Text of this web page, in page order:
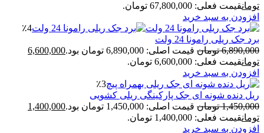
تومانقیمت فعلی: 67,800,000 تومان.
افزودن به سبد خرید
٪4
برد جک ریلی رامونا 24 ولت
6,890,000 تومان قیمت اصلی: 6,890,000 تومان بود.
6,600,000
تومانقیمت فعلی: 6,600,000 تومان.
افزودن به سبد خرید
٪3
ریل دنده شونه ای جک پارکینگی ریلی کشویی
1,450,000 تومان قیمت اصلی: 1,450,000 تومان بود.
1,400,000
تومانقیمت فعلی: 1,400,000 تومان.
افزودن به سبد خرید